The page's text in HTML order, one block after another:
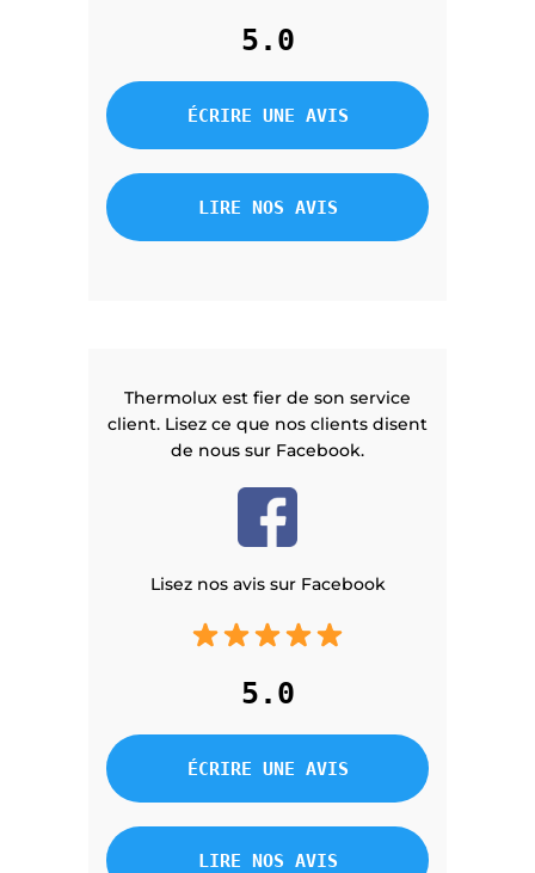
5.0
ÉCRIRE UNE AVIS
LIRE NOS AVIS
Thermolux est fier de son service
client. Lisez ce que nos clients disent
de nous sur Facebook.
Lisez nos avis sur Facebook
5.0
ÉCRIRE UNE AVIS
LIRE NOS AVIS